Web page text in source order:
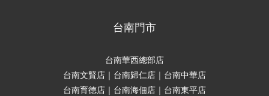
台南門市
台南華西總部店
台南文賢店｜台南歸仁店｜台南中華店
台南育德店｜台南海佃店｜台南東平店